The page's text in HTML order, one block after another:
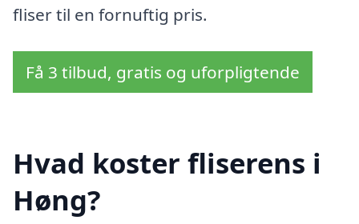
fliser til en fornuftig pris.
Få 3 tilbud, gratis og uforpligtende
Hvad koster fliserens i
Høng?